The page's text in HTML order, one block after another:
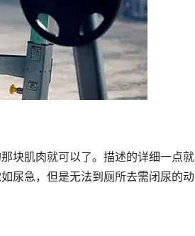
块肌肉就可以了。描述的详细一点就
尿急，但是无法到厕所去需闭尿的动